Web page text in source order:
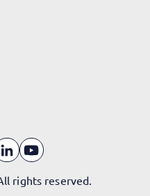
rights reserved.